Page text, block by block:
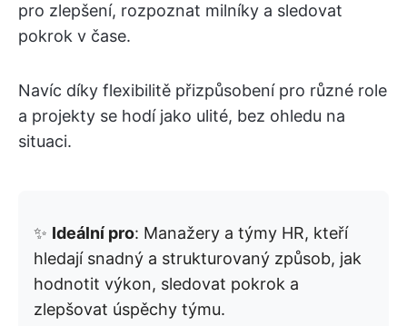
pro zlepšení, rozpoznat milníky a sledovat
pokrok v čase.
Navíc díky flexibilitě přizpůsobení pro různé role
a projekty se hodí jako ulité, bez ohledu na
situaci.
✨ Ideální pro: Manažery a týmy HR, kteří
hledají snadný a strukturovaný způsob, jak
hodnotit výkon, sledovat pokrok a
zlepšovat úspěchy týmu.